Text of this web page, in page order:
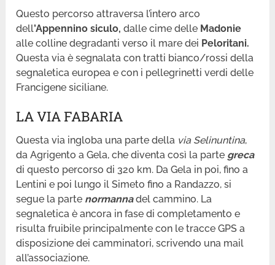
Questo percorso attraversa l’intero arco
dell’Appennino siculo, dalle cime delle Madonie
alle colline degradanti verso il mare dei Peloritani.
Questa via è segnalata con tratti bianco/rossi della
segnaletica europea e con i pellegrinetti verdi delle
Francigene siciliane.
LA VIA FABARIA
Questa via ingloba una parte della via Selinuntina,
da Agrigento a Gela, che diventa così la parte greca
di questo percorso di 320 km. Da Gela in poi, fino a
Lentini e poi lungo il Simeto fino a Randazzo, si
segue la parte normannadel cammino. La
segnaletica è ancora in fase di completamento e
risulta fruibile principalmente con le tracce GPS a
disposizione dei camminatori, scrivendo una mail
all’associazione.